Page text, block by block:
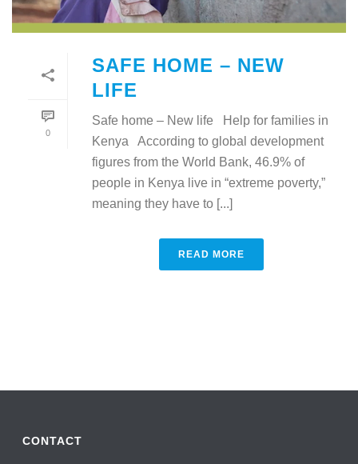
0
SAFE HOME – NEW
LIFE
Safe home – New life Help for families in
Kenya According to global development
figures from the World Bank, 46.9% of
people in Kenya live in “extreme poverty,”
meaning they have to [...]
READ MORE
CONTACT